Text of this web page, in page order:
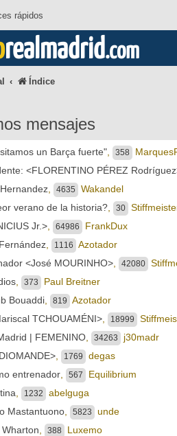
rápidos
realmadrid.com
Índice
mensajes
un Barça fuerte" 358
<FLORENTINO PÉREZ
4635
Wakandel
verano de la historia?
30
Jr.>
64986
FrankDux
1116
Azotador
<José MOURINHO>
42080
373
Paul Breitner
Bouaddi
819
Azotador
TCHOUAMÉNI>
18999
| FEMENINO
34263
j30madr
1769
degas
entrenador
567
Equilibrium
1232
abelguga
Mastantuono
5823
unde
388
Luxemo